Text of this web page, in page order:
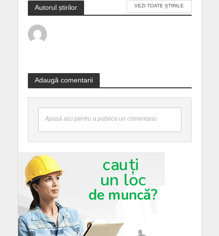
Autorul știrilor VEZI TOATE ȘTIRILE
Adaugă comentarii
Apasă aici pentru a publica un comentariu